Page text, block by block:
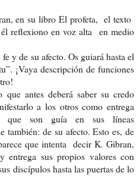
su libro El profeta, el texto
reflexiono en voz alta en medio
de su afecto. Os guiará hasta el
¡Vaya descripción de funciones
antes deberá saber su credo
a los otros como entrega
que son guía en sus líneas
de su afecto. Esto es, de
que intenta decir K. Gibran,
entrega sus propios valores con
discípulos hasta las puertas de lo